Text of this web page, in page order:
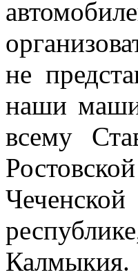
не
наши
всему
Калмыкия.